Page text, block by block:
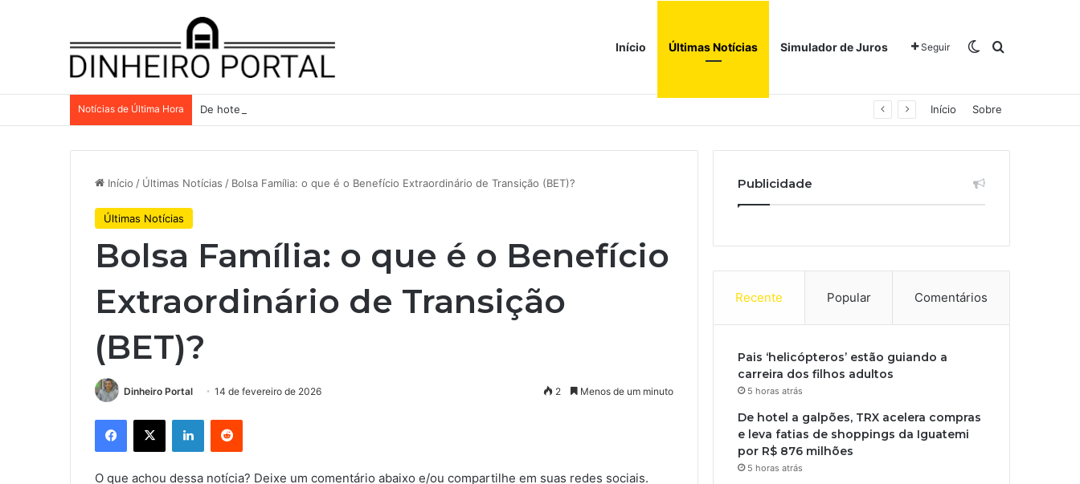
Início Últimas Notícias Simulador de Juros Seguir Switch skin
Procurar por
Notícias de Última Hora De hotel a galpões, TRX acelera compras e leva fatias de shoppings da Iguatemi por R$ 876 milhões Início Sobre
Início / Últimas Notícias / Bolsa Família: o que é o Benefício Extraordinário de Transição (BET)?
Últimas Notícias
Bolsa Família: o que é o Benefício
Extraordinário de Transição
(BET)?
Dinheiro Portal 14 de fevereiro de 2026 2 Menos de um minuto
Facebook
X LinkedinReddit
O que achou dessa notícia? Deixe um comentário abaixo e/ou compartilhe em suas redes sociais.
Publicidade
Recente Popular Comentários
Pais ‘helicópteros’ estão guiando a
carreira dos filhos adultos
5 horas atrás
De hotel a galpões, TRX acelera compras
e leva fatias de shoppings da Iguatemi
por R$ 876 milhões
5 horas atrás